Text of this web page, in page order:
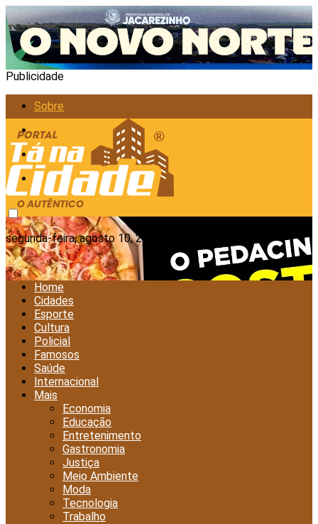
Publicidade
Sobre
Anunciar
Política de Privacidade
Contato
segunda-feira, agosto 10, 2026
Home
Cidades
Esporte
Cultura
Policial
Famosos
Saúde
Internacional
Mais
Economia
Educação
Entretenimento
Gastronomia
Justiça
Meio Ambiente
Moda
Tecnologia
Trabalho